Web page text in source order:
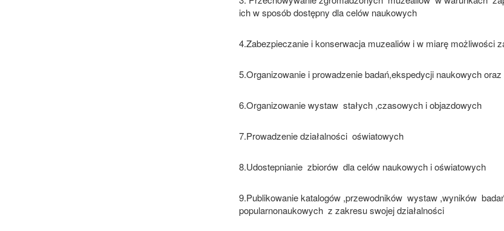
ich w sposób dostępny dla celów naukowych
4.Zabezpieczanie i konserwacja muzealiów i w miarę możliwości
5.Organizowanie i prowadzenie badań,ekspedycji naukowych
6.Organizowanie wystaw stałych ,czasowych i objazdowych
7.Prowadzenie działalności oświatowych
8.Udostepnianie zbiorów dla celów naukowych i oświatowych
9.Publikowanie katalogów ,przewodników wystaw ,wyników
popularnonaukowych z zakresu swojej działalności